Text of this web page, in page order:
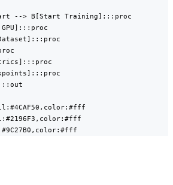
--> B[Start Training]:::proc